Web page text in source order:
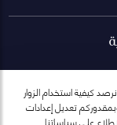
كيفية استخدام الزوار
تعديل إعدادات